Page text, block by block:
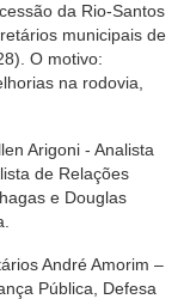
da Rio-Santos
municipais de
O motivo:
na rodovia,
Arigoni - Analista
de Relações
e Douglas
André Amorim –
Pública, Defesa